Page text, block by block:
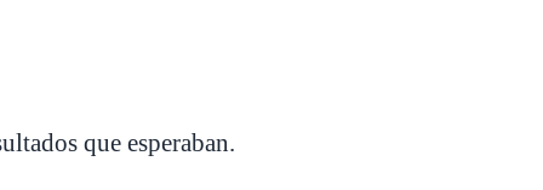
que esperaban.